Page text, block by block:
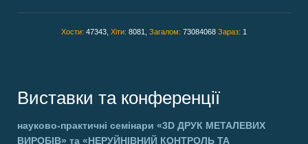
Хости: 47343, Хіти: 8081, Загалом: 73084068 Зараз: 1
Виставки та конференції
науково-практичні семінари «3D ДРУК МЕТАЛЕВИХ
ВИРОБІВ» та «НЕРУЙНІВНИЙ КОНТРОЛЬ ТА